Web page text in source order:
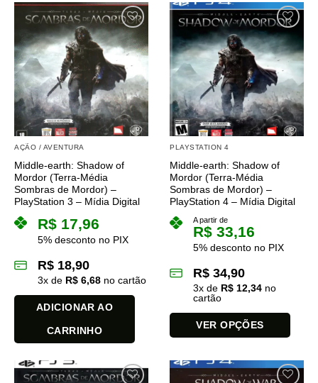
AÇÃO / AVENTURA
Middle-earth: Shadow of
Mordor (Terra-Média
Sombras de Mordor) –
PlayStation 3 – Mídia Digital
R$ 17,96
5% desconto no PIX
R$ 18,90
3x de R$ 6,68 no cartão
ADICIONAR AO
CARRINHO
PLAYSTATION 4
Middle-earth: Shadow of
Mordor (Terra-Média
Sombras de Mordor) –
PlayStation 4 – Mídia Digital
A partir de
R$ 33,16
5% desconto no PIX
R$ 34,90
3x de R$ 12,34 no
cartão
VER OPÇÕES
produto